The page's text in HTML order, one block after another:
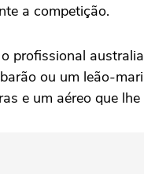
a competição.
profissional
ou um leão-
e um aéreo que